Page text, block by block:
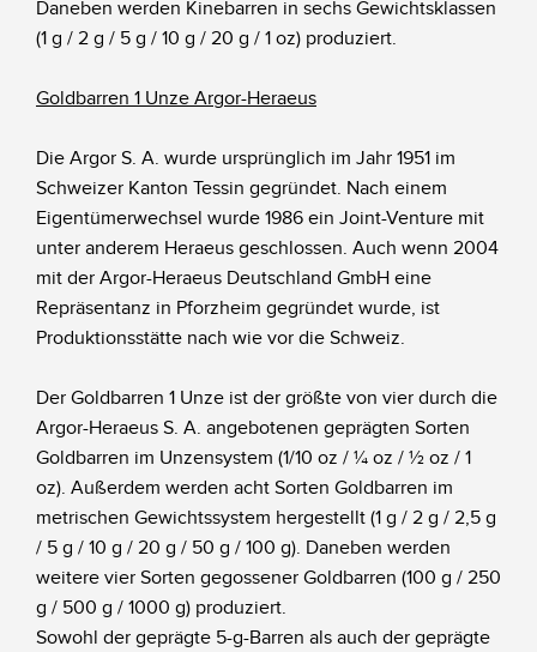
Daneben werden Kinebarren in sechs Gewichtsklassen
(1 g / 2 g / 5 g / 10 g / 20 g / 1 oz) produziert.
Goldbarren 1 Unze Argor-Heraeus
Die Argor S. A. wurde ursprünglich im Jahr 1951 im
Schweizer Kanton Tessin gegründet. Nach einem
Eigentümerwechsel wurde 1986 ein Joint-Venture mit
unter anderem Heraeus geschlossen. Auch wenn 2004
mit der Argor-Heraeus Deutschland GmbH eine
Repräsentanz in Pforzheim gegründet wurde, ist
Produktionsstätte nach wie vor die Schweiz.
Der Goldbarren 1 Unze ist der größte von vier durch die
Argor-Heraeus S. A. angebotenen geprägten Sorten
Goldbarren im Unzensystem (1/10 oz / ¼ oz / ½ oz / 1
oz). Außerdem werden acht Sorten Goldbarren im
metrischen Gewichtssystem hergestellt (1 g / 2 g / 2,5 g
/ 5 g / 10 g / 20 g / 50 g / 100 g). Daneben werden
weitere vier Sorten gegossener Goldbarren (100 g / 250
g / 500 g / 1000 g) produziert.
Sowohl der geprägte 5-g-Barren als auch der geprägte